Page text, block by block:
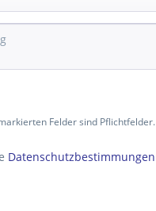
Felder sind Pflichtfelder.
Datenschutzbestimmungen